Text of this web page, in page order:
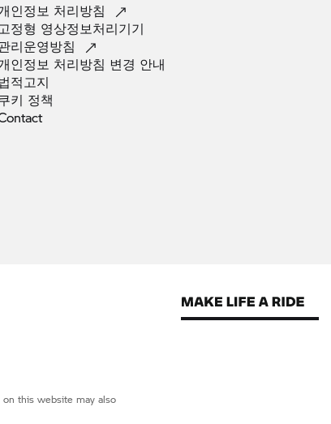
인정보 처리방침
정형 영상정보처리기기
리운영방침
인정보 처리방침 변경 안내
적고지
키 정책
this website may also